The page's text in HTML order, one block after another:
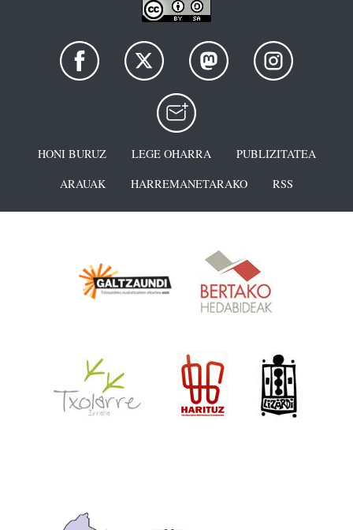
HONI BURUZ LEGE OHARRA
PUBLIZITATEA
ARAUAK
HARREMANETARAKO RSS